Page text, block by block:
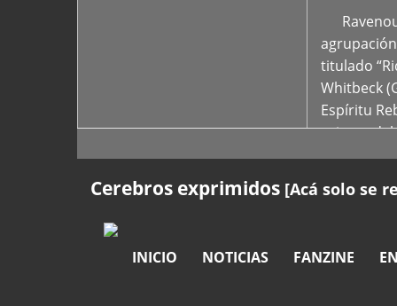
titulado
Whitbeck
Espíritu
oriente
Cerebros exprimidos [Acá solo se
INICIO NOTICIAS FANZINE